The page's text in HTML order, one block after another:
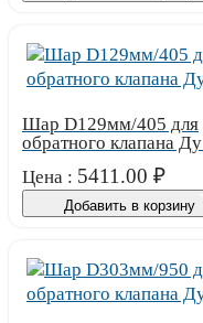
Шар D129мм/405 для
обратного клапана
Цена : 5411.00 ₽
Добавить в корзину